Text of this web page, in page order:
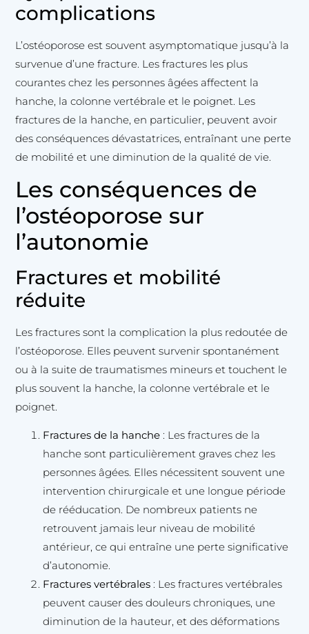
complications
L’ostéoporose est souvent asymptomatique jusqu’à la
survenue d’une fracture. Les fractures les plus
courantes chez les personnes âgées affectent la
hanche, la colonne vertébrale et le poignet. Les
fractures de la hanche, en particulier, peuvent avoir
des conséquences dévastatrices, entraînant une perte
de mobilité et une diminution de la qualité de vie.
Les conséquences de
l’ostéoporose sur
l’autonomie
Fractures et mobilité
réduite
Les fractures sont la complication la plus redoutée de
l’ostéoporose. Elles peuvent survenir spontanément
ou à la suite de traumatismes mineurs et touchent le
plus souvent la hanche, la colonne vertébrale et le
poignet.
Fractures de la hanche : Les fractures de la
hanche sont particulièrement graves chez les
personnes âgées. Elles nécessitent souvent une
intervention chirurgicale et une longue période
de rééducation. De nombreux patients ne
retrouvent jamais leur niveau de mobilité
antérieur, ce qui entraîne une perte significative
d’autonomie.
Fractures vertébrales : Les fractures vertébrales
peuvent causer des douleurs chroniques, une
diminution de la hauteur, et des déformations